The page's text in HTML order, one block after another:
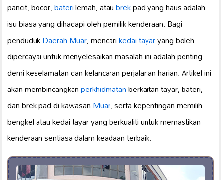
pancit, bocor,baterilemah, ataubrekpad yang haus adalah
isu biasa yang dihadapi oleh pemilik kenderaan. Bagi
pendudukDaerah Muar, mencarikedai tayaryang boleh
dipercayai untuk menyelesaikan masalah ini adalah penting
demi keselamatan dan kelancaran perjalanan harian. Artikel ini
akan membincangkanperkhidmatanberkaitan tayar, bateri,
dan brek pad di kawasanMuar, serta kepentingan memilih
bengkel atau kedai tayar yang berkualiti untuk memastikan
kenderaan sentiasa dalam keadaan terbaik.